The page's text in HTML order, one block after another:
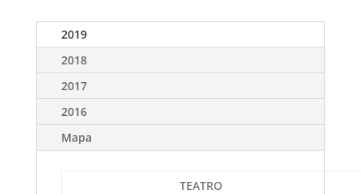
2019
2018
2017
2016
Mapa
TEATRO